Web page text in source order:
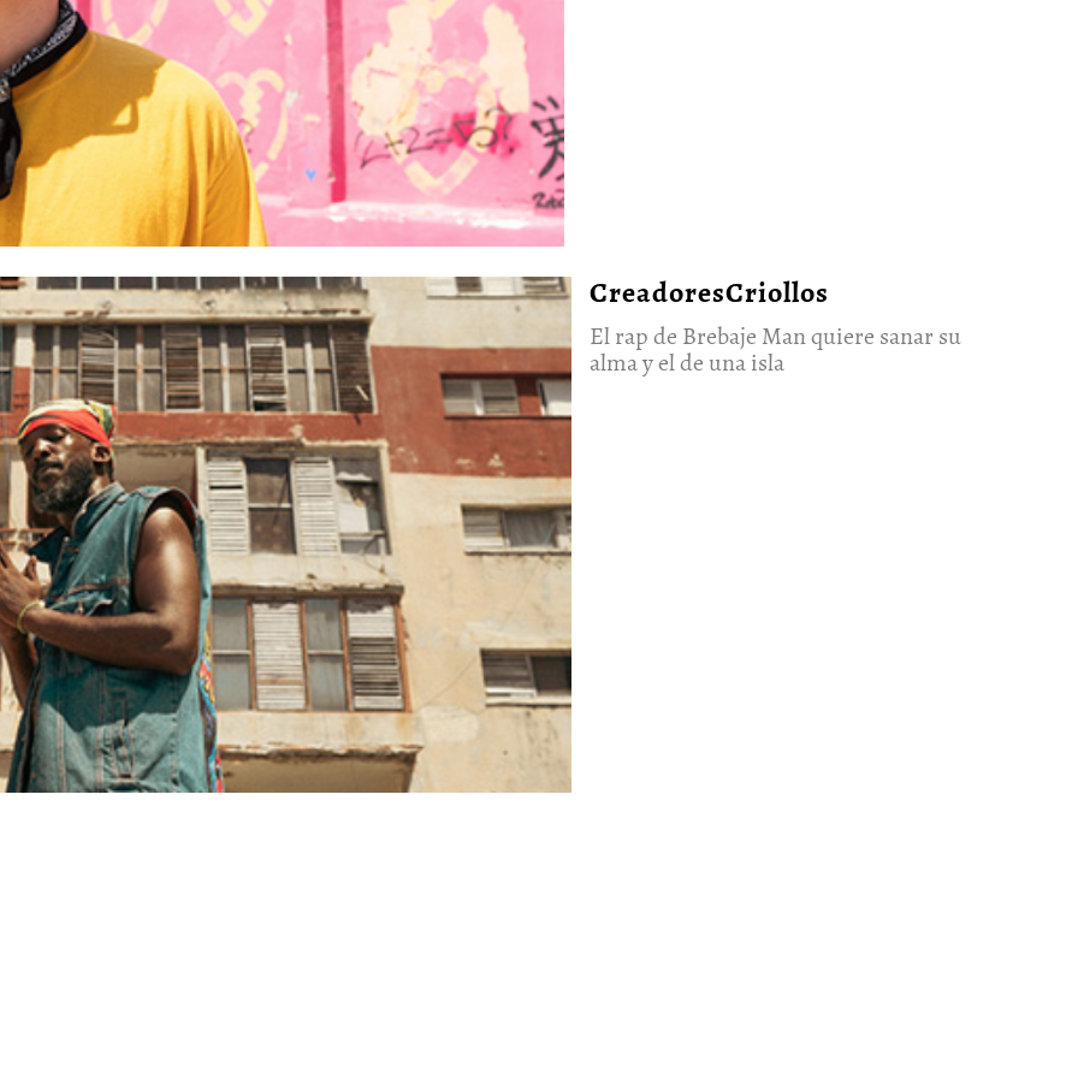
Brebaje Man quiere sanar su alma y el de una isla
27/Jun/2026
CreadoresCriollos
El rap de Brebaje Man quiere sanar su
alma y el de una isla